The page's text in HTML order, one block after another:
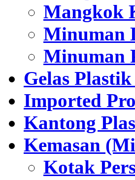
Mangkok
Minuman
Minuman
Gelas
Imported
Kantong
Kemasan
Kotak